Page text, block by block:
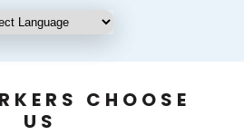
CHOOSE
US